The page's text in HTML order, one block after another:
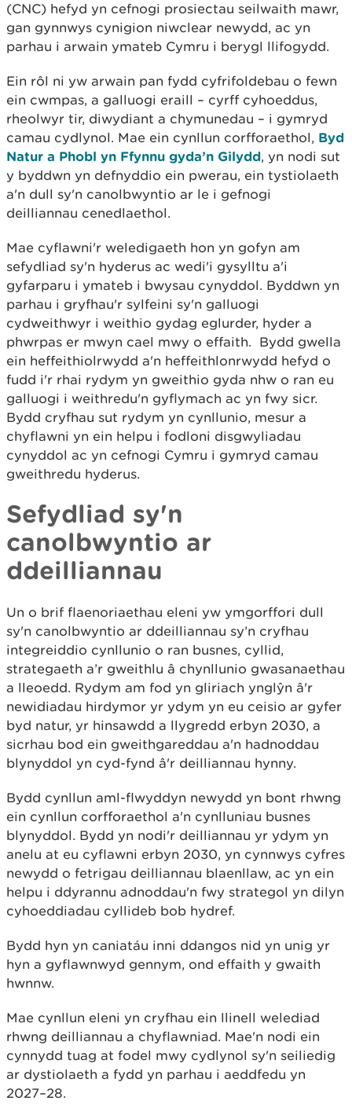
(CNC) hefyd yn cefnogi prosiectau seilwaith mawr,
gan gynnwys cynigion niwclear newydd, ac yn
parhau i arwain ymateb Cymru i berygl llifogydd.
Ein rôl ni yw arwain pan fydd cyfrifoldebau o fewn
ein cwmpas, a galluogi eraill – cyrff cyhoeddus,
rheolwyr tir, diwydiant a chymunedau – i gymryd
camau cydlynol. Mae ein cynllun corfforaethol, Byd
Natur a Phobl yn Ffynnu gyda’n Gilydd, yn nodi sut
y byddwn yn defnyddio ein pwerau, ein tystiolaeth
a'n dull sy'n canolbwyntio ar le i gefnogi
deilliannau cenedlaethol.
Mae cyflawni'r weledigaeth hon yn gofyn am
sefydliad sy'n hyderus ac wedi'i gysylltu a'i
gyfarparu i ymateb i bwysau cynyddol. Byddwn yn
parhau i gryfhau'r sylfeini sy'n galluogi
cydweithwyr i weithio gydag eglurder, hyder a
phwrpas er mwyn cael mwy o effaith. Bydd gwella
ein heffeithiolrwydd a'n heffeithlonrwydd hefyd o
fudd i'r rhai rydym yn gweithio gyda nhw o ran eu
galluogi i weithredu'n gyflymach ac yn fwy sicr.
Bydd cryfhau sut rydym yn cynllunio, mesur a
chyflawni yn ein helpu i fodloni disgwyliadau
cynyddol ac yn cefnogi Cymru i gymryd camau
gweithredu hyderus.
Sefydliad sy'n
canolbwyntio ar
ddeilliannau
Un o brif flaenoriaethau eleni yw ymgorffori dull
sy'n canolbwyntio ar ddeilliannau sy’n cryfhau
integreiddio cynllunio o ran busnes, cyllid,
strategaeth a’r gweithlu â chynllunio gwasanaethau
a lleoedd. Rydym am fod yn gliriach ynglŷn â'r
newidiadau hirdymor yr ydym yn eu ceisio ar gyfer
byd natur, yr hinsawdd a llygredd erbyn 2030, a
sicrhau bod ein gweithgareddau a'n hadnoddau
blynyddol yn cyd-fynd â'r deilliannau hynny.
Bydd cynllun aml-flwyddyn newydd yn bont rhwng
ein cynllun corfforaethol a'n cynlluniau busnes
blynyddol. Bydd yn nodi'r deilliannau yr ydym yn
anelu at eu cyflawni erbyn 2030, yn cynnwys cyfres
newydd o fetrigau deilliannau blaenllaw, ac yn ein
helpu i ddyrannu adnoddau'n fwy strategol yn dilyn
cyhoeddiadau cyllideb bob hydref.
Bydd hyn yn caniatáu inni ddangos nid yn unig yr
hyn a gyflawnwyd gennym, ond effaith y gwaith
hwnnw.
Mae cynllun eleni yn cryfhau ein llinell welediad
rhwng deilliannau a chyflawniad. Mae'n nodi ein
cynnydd tuag at fodel mwy cydlynol sy'n seiliedig
ar dystiolaeth a fydd yn parhau i aeddfedu yn
2027–28.